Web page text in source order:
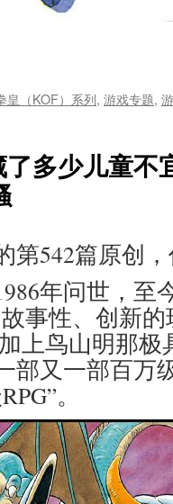
皇（KOF）系列, 游戏专题,
了多少儿童
第542篇原创
年问世，
事性、创新
上鸟山明那极
部又一部百万
。